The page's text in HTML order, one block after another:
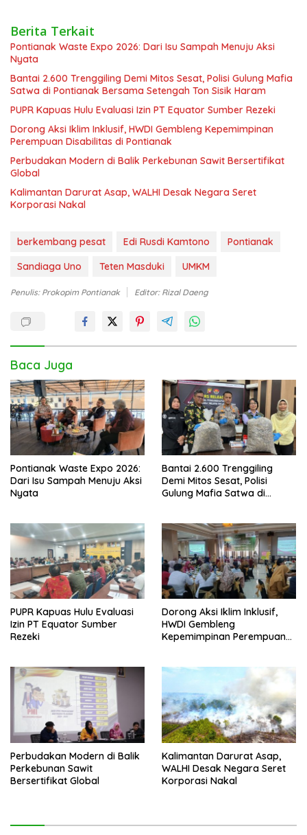
Berita Terkait
Pontianak Waste Expo 2026: Dari Isu Sampah Menuju Aksi
Nyata
Bantai 2.600 Trenggiling Demi Mitos Sesat, Polisi Gulung Mafia
Satwa di Pontianak Bersama Setengah Ton Sisik Haram
PUPR Kapuas Hulu Evaluasi Izin PT Equator Sumber Rezeki
Dorong Aksi Iklim Inklusif, HWDI Gembleng Kepemimpinan
Perempuan Disabilitas di Pontianak
Perbudakan Modern di Balik Perkebunan Sawit Bersertifikat
Global
Kalimantan Darurat Asap, WALHI Desak Negara Seret
Korporasi Nakal
berkembang pesat Edi Rusdi Kamtono
Pontianak
Sandiaga Uno
Teten Masduki UMKM
Penulis: Prokopim Pontianak Editor: Rizal Daeng
Baca Juga
Pontianak Waste Expo 2026:
Dari Isu Sampah Menuju Aksi
Nyata
Bantai 2.600 Trenggiling
Demi Mitos Sesat, Polisi
Gulung Mafia Satwa di
PUPR Kapuas Hulu Evaluasi
Izin PT Equator Sumber
Rezeki
Dorong Aksi Iklim Inklusif,
HWDI Gembleng
Kepemimpinan Perempuan
Perbudakan Modern di Balik
Perkebunan Sawit
Bersertifikat Global
Kalimantan Darurat Asap,
WALHI Desak Negara Seret
Korporasi Nakal